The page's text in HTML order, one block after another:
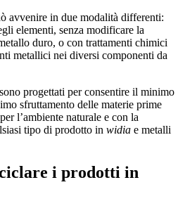
avvenire in due modalità differenti:
elementi, senza modificare la
duro, o con trattamenti chimici
metallici nei diversi componenti da
progettati per consentire il minimo
sfruttamento delle materie prime
l’ambiente naturale e con la
tipo di prodotto in widia e metalli
i prodotti in